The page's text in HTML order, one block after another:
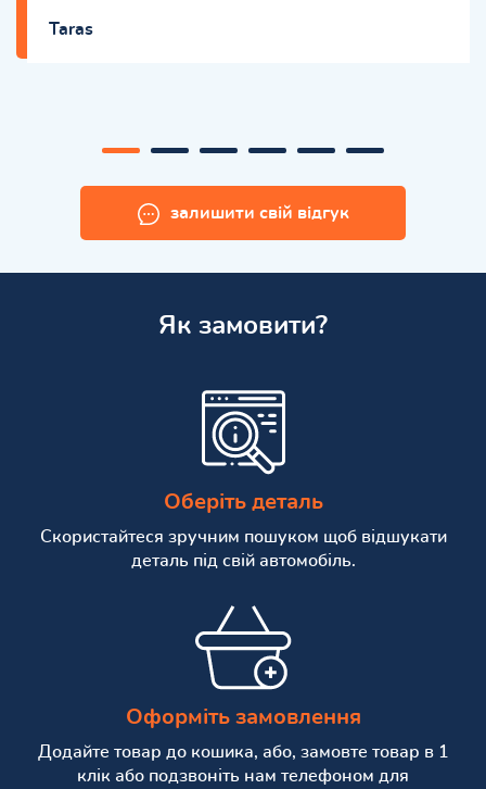
Taras
залишити свій відгук
Як замовити?
Оберіть деталь
Скористайтеся зручним пошуком щоб відшукати
деталь під свій автомобіль.
Оформіть замовлення
Додайте товар до кошика, або, замовте товар в 1
клік або подзвоніть нам телефоном для